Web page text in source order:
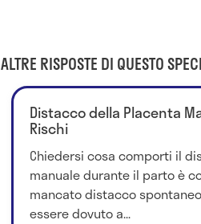
ALTRE RISPOSTE DI QUESTO
Distacco della Placenta
Rischi
Chiedersi cosa comporti il
manuale durante il parto è
mancato distacco
essere dovuto a...